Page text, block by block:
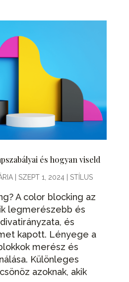
és hogyan viseld
| SZEPT 1, 2024| STÍLUS
A color blocking az
legmerészebb és
és
kapott. Lényege a
merész és
Különleges
azoknak, akik